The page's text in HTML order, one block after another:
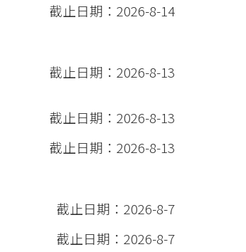
截止日期：2026-8-14
截止日期：2026-8-13
截止日期：2026-8-13
截止日期：2026-8-13
截止日期：2026-8-7
截止日期：2026-8-7